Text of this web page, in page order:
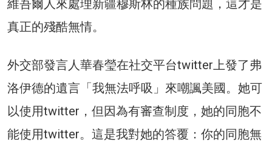
維吾爾人來處理新疆穆斯林的種族問題，這才是
真正的殘酷無情。
外交部發言人華春瑩在社交平台twitter上發了弗
洛伊德的遺言「我無法呼吸」來嘲諷美國。她可
以使用twitter，但因為有審查制度，她的同胞不
能使用twitter。這是我對她的答覆：你的同胞無